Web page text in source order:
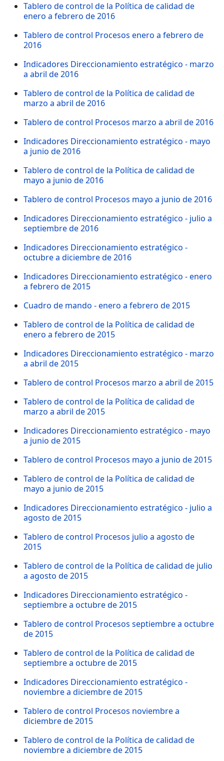
Tablero de control de la Política de calidad de
enero a febrero de 2016
Tablero de control Procesos enero a febrero de
2016
Indicadores Direccionamiento estratégico - marzo
a abril de 2016
Tablero de control de la Política de calidad de
marzo a abril de 2016
Tablero de control Procesos marzo a abril de 2016
Indicadores Direccionamiento estratégico - mayo
a junio de 2016
Tablero de control de la Política de calidad de
mayo a junio de 2016
Tablero de control Procesos mayo a junio de 2016
Indicadores Direccionamiento estratégico - julio a
septiembre de 2016
Indicadores Direccionamiento estratégico -
octubre a diciembre de 2016
Indicadores Direccionamiento estratégico - enero
a febrero de 2015
Cuadro de mando - enero a febrero de 2015
Tablero de control de la Política de calidad de
enero a febrero de 2015
Indicadores Direccionamiento estratégico - marzo
a abril de 2015
Tablero de control Procesos marzo a abril de 2015
Tablero de control de la Política de calidad de
marzo a abril de 2015
Indicadores Direccionamiento estratégico - mayo
a junio de 2015
Tablero de control Procesos mayo a junio de 2015
Tablero de control de la Política de calidad de
mayo a junio de 2015
Indicadores Direccionamiento estratégico - julio a
agosto de 2015
Tablero de control Procesos julio a agosto de
2015
Tablero de control de la Política de calidad de julio
a agosto de 2015
Indicadores Direccionamiento estratégico -
septiembre a octubre de 2015
Tablero de control Procesos septiembre a octubre
de 2015
Tablero de control de la Política de calidad de
septiembre a octubre de 2015
Indicadores Direccionamiento estratégico -
noviembre a diciembre de 2015
Tablero de control Procesos noviembre a
diciembre de 2015
Tablero de control de la Política de calidad de
noviembre a diciembre de 2015